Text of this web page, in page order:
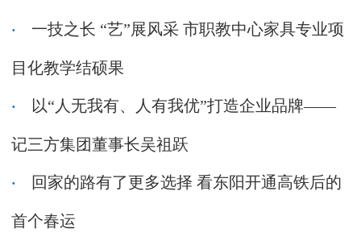
一技之长 “艺”展风采 市职教中心家具专业项
目化教学结硕果
以“人无我有、人有我优”打造企业品牌——
记三方集团董事长吴祖跃
回家的路有了更多选择 看东阳开通高铁后的
首个春运